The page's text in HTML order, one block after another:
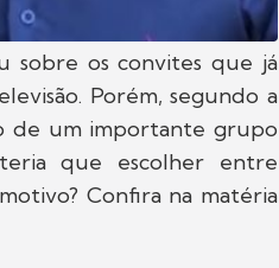
sobre os convites que já
Porém, segundo a
de um importante grupo
que escolher entre
Confira na matéria